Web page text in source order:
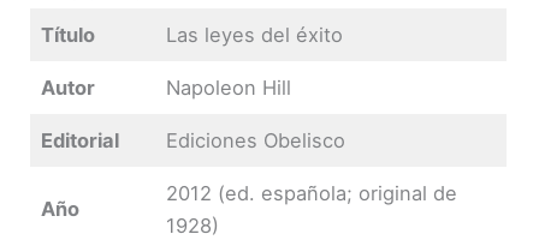
Título
Las leyes del éxito
Autor Napoleon Hill
Editorial Ediciones Obelisco
Año
2012 (ed. española; original de
1928)